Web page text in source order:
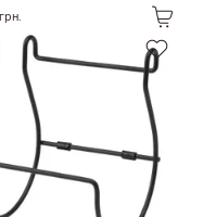
грн.